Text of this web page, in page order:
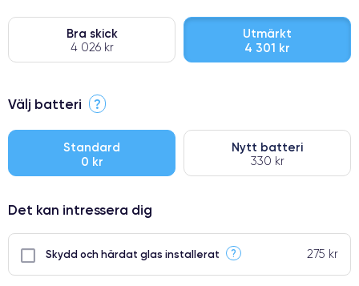
Bra skick
4 026 kr
Utmärkt
4 301 kr
⭐ Premium
● Oklanderlig kvalitetsskärm
● Endast 5% av våra telefoner har premiumklassning
Välj batteri ?
Standard
0 kr
Nytt batteri
330 kr
Det kan intressera dig
Skydd och härdat glas installerat ? 275 kr